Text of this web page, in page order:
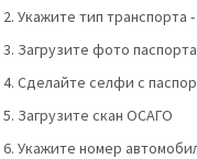
Укажите тип транспорта -
Загрузите фото
Сделайте селфи с
Загрузите скан ОСАГО
Укажите номер